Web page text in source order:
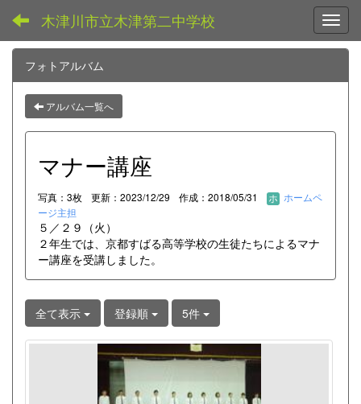
木津川市立木津第二中学校
フォトアルバム
アルバム一覧へ
マナー講座
写真：3枚 更新：2023/12/29 作成：2018/05/31
ホームペ
ージ主担
５／２９（火）
２年生では、京都すばる高等学校の生徒たちによるマナ
ー講座を受講しました。
全て表示 登録順 5件